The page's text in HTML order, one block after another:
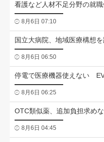
看護など人材不足分野の就
8月6日 07:10
国立大病院、地域医療構想
8月6日 06:50
停電で医療機器使えない EV
8月6日 06:25
OTC類似薬、追加負担求め
8月6日 04:45